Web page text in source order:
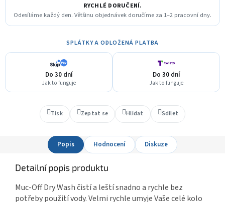
RYCHLÉ DORUČENÍ.
Odesíláme každý den. Většinu objednávek doručíme za 1–2 pracovní dny.
SPLÁTKY A ODLOŽENÁ PLATBA
Do 30 dní
Jak to funguje
Do 30 dní
Jak to funguje
Tisk Zeptat se Hlídat Sdílet
Popis Hodnocení Diskuze
Detailní popis produktu
Muc-Off Dry Wash čistí a leští snadno a rychle bez
potřeby použití vody. Velmi rychle umyje Vaše celé kolo